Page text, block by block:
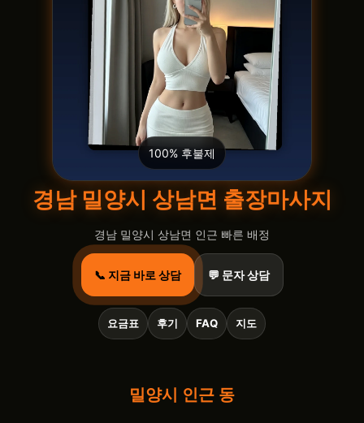
100% 후불제
경남 밀양시 상남면 출장마사지
경남 밀양시 상남면 인근 빠른 배정
📞 지금 바로 상담 💬 문자 상담
요금표 후기 FAQ 지도
밀양시 인근 동